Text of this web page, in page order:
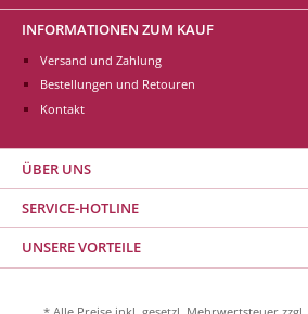
INFORMATIONEN ZUM KAUF
Versand und Zahlung
Bestellungen und Retouren
Kontakt
ÜBER UNS
SERVICE-HOTLINE
UNSERE VORTEILE